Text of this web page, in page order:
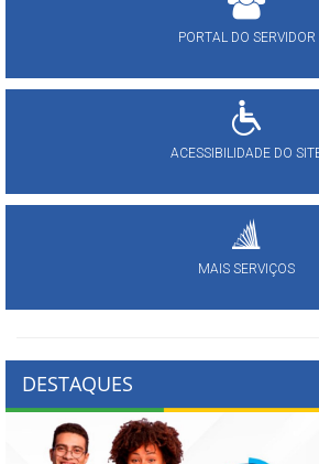
PORTAL DO SERVIDOR
ACESSIBILIDADE DO
MAIS SERVIÇOS
DESTAQUES